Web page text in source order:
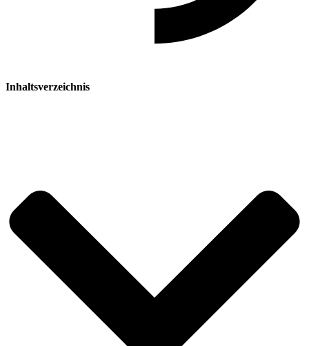
Inhaltsverzeichnis